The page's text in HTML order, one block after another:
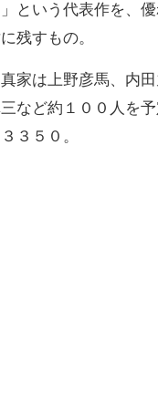
」という代表作を、
残すもの。
家は上野彦馬、内
など約１００人を
３５０。